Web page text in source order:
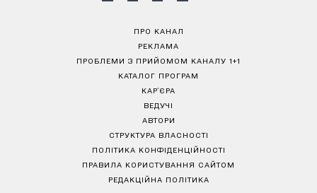
ПРО КАНАЛ
РЕКЛАМА
ПРОБЛЕМИ З ПРИЙОМОМ КАНАЛУ 1+1
КАТАЛОГ ПРОГРАМ
КАР’ЄРА
ВЕДУЧІ
АВТОРИ
СТРУКТУРА ВЛАСНОСТІ
ПОЛІТИКА КОНФІДЕНЦІЙНОСТІ
ПРАВИЛА КОРИСТУВАННЯ САЙТОМ
РЕДАКЦІЙНА ПОЛІТИКА